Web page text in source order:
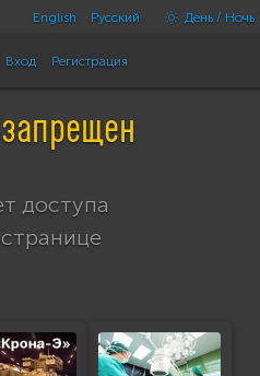
English Русский День / Ночь
Вход Регистрация
доступа